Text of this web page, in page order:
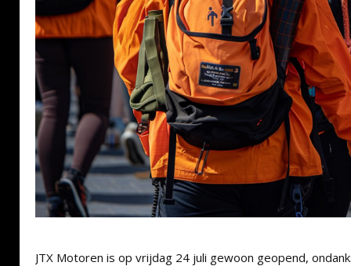
JTX Motoren is op vrijdag 24 juli gewoon geopend,